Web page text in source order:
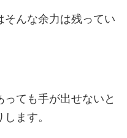
んな余力は残ってい
ても手が出せないと
ます。